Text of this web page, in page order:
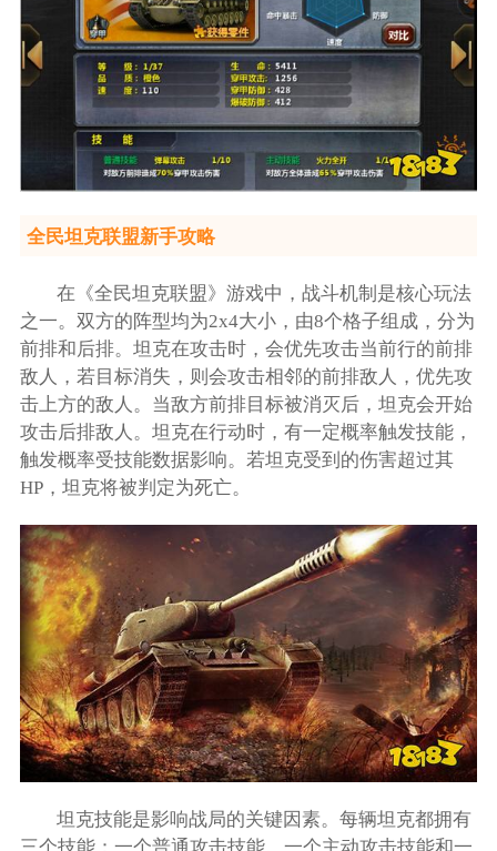
全民坦克联盟新手攻略
在《全民坦克联盟》游戏中，战斗机制是核心玩法
之一。双方的阵型均为2x4大小，由8个格子组成，分为
前排和后排。坦克在攻击时，会优先攻击当前行的前排
敌人，若目标消失，则会攻击相邻的前排敌人，优先攻
击上方的敌人。当敌方前排目标被消灭后，坦克会开始
攻击后排敌人。坦克在行动时，有一定概率触发技能，
触发概率受技能数据影响。若坦克受到的伤害超过其
HP，坦克将被判定为死亡。
坦克技能是影响战局的关键因素。每辆坦克都拥有